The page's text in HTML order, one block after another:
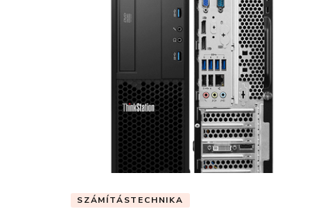
SZÁMÍTÁSTECHNIKA